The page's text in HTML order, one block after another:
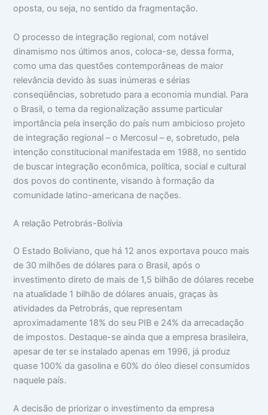
oposta, ou seja, no sentido da fragmentação.
O processo de integração regional, com notável
dinamismo nos últimos anos, coloca-se, dessa forma,
como uma das questões contemporâneas de maior
relevância devido às suas inúmeras e sérias
conseqüências, sobretudo para a economia mundial. Para
o Brasil, o tema da regionalização assume particular
importância pela inserção do país num ambicioso projeto
de integração regional – o Mercosul – e, sobretudo, pela
intenção constitucional manifestada em 1988, no sentido
de buscar integração econômica, política, social e cultural
dos povos do continente, visando à formação da
comunidade latino-americana de nações.
A relação Petrobrás-Bolívia
O Estado Boliviano, que há 12 anos exportava pouco mais
de 30 milhões de dólares para o Brasil, após o
investimento direto de mais de 1,5 bilhão de dólares recebe
na atualidade 1 bilhão de dólares anuais, graças às
atividades da Petrobrás, que representam
aproximadamente 18% do seu PIB e 24% da arrecadação
de impostos. Destaque-se ainda que a empresa brasileira,
apesar de ter se instalado apenas em 1996, já produz
quase 100% da gasolina e 60% do óleo diesel consumidos
naquele país.
A decisão de priorizar o investimento da empresa